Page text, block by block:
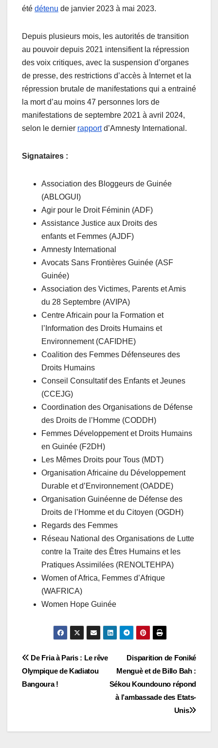
été détenu de janvier 2023 à mai 2023.
Depuis plusieurs mois, les autorités de transition
au pouvoir depuis 2021 intensifient la répression
des voix critiques, avec la suspension d’organes
de presse, des restrictions d’accès à Internet et la
répression brutale de manifestations qui a entrainé
la mort d’au moins 47 personnes lors de
manifestations de septembre 2021 à avril 2024,
selon le dernier rapportd’Amnesty International.
Signataires :
Association des Bloggeurs de Guinée
(ABLOGUI)
Agir pour le Droit Féminin (ADF)
Assistance Justice aux Droits des
enfants et Femmes (AJDF)
Amnesty International
Avocats Sans Frontières Guinée (ASF
Guinée)
Association des Victimes, Parents et Amis
du 28 Septembre (AVIPA)
Centre Africain pour la Formation et
l’Information des Droits Humains et
Environnement (CAFIDHE)
Coalition des Femmes Défenseures des
Droits Humains
Conseil Consultatif des Enfants et Jeunes
(CCEJG)
Coordination des Organisations de Défense
des Droits de l’Homme (CODDH)
Femmes Développement et Droits Humains
en Guinée (F2DH)
Les Mêmes Droits pour Tous (MDT)
Organisation Africaine du Développement
Durable et d’Environnement (OADDE)
Organisation Guinéenne de Défense des
Droits de l’Homme et du Citoyen (OGDH)
Regards des Femmes
Réseau National des Organisations de Lutte
contre la Traite des Êtres Humains et les
Pratiques Assimilées (RENOLTEHPA)
Women of Africa, Femmes d’Afrique
(WAFRICA)
Women Hope Guinée
Navigation
de
Disparition de Foniké
Menguè et de Billo Bah :
Sékou Koundouno répond
à l’ambassade des Etats-
Unis
De Fria à Paris : Le rêve
Olympique de Kadiatou
Bangoura !